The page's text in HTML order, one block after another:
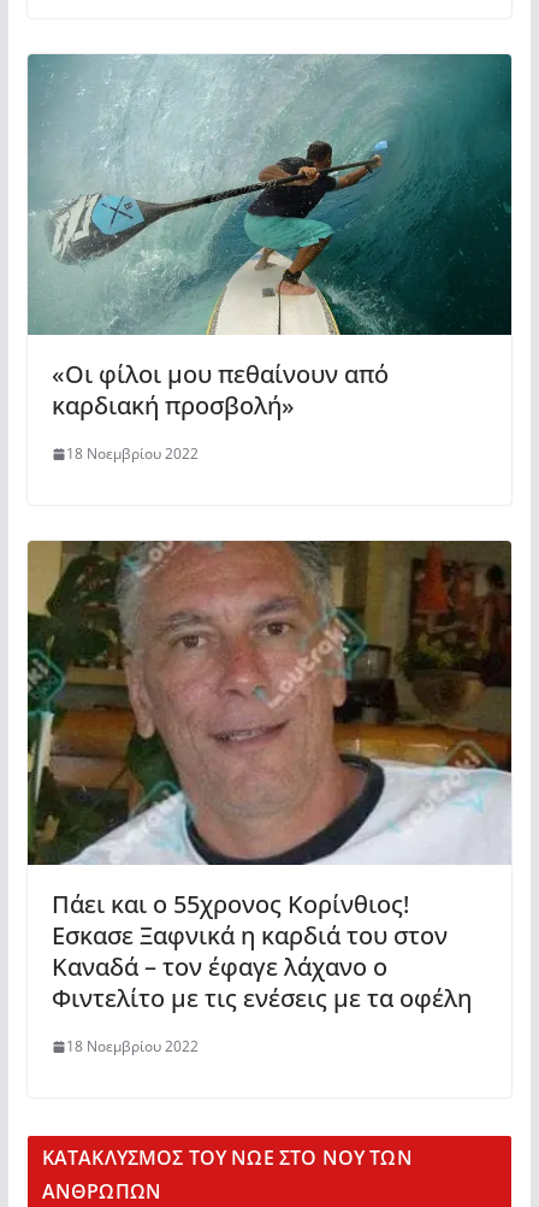
«Οι φίλοι μου πεθαίνουν από
καρδιακή προσβολή»
18 Νοεμβρίου 2022
Πάει και ο 55χρονος Κορίνθιος!
Εσκασε Ξαφνικά η καρδιά του στον
Καναδά – τον έφαγε λάχανο ο
Φιντελίτο με τις ενέσεις με τα οφέλη
18 Νοεμβρίου 2022
KΑΤΑΚΛΥΣΜΟΣ ΤΟΥ ΝΩΕ ΣΤΟ ΝΟΥ ΤΩΝ
ΑΝΘΡΩΠΩΝ